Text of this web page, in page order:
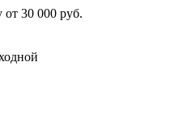
от 30 000 руб.